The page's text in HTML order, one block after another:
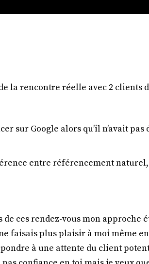
la rencontre réelle avec 2 clients
sur Google alors qu’il n’avait pas
entre référencement
de ces rendez-vous mon approche
faisais plus plaisir à moi même
à une attente du client